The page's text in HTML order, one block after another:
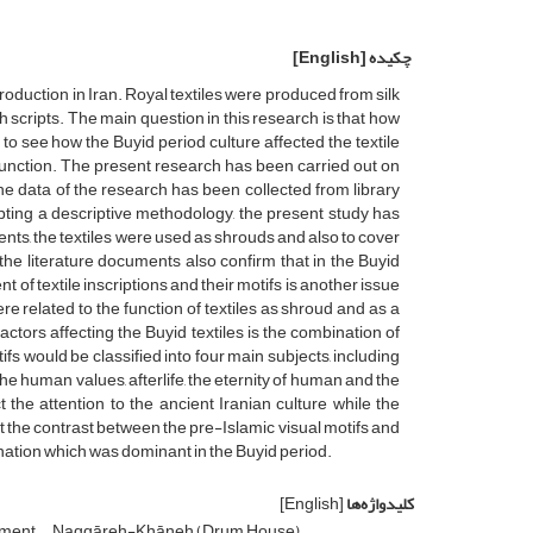
چکیده[English]
in Iran. Royal textiles were produced from silk
The main question in this research is that how
see how the Buyid period culture affected the textile
The present research has been carried out on
data of the research has been collected from library
a descriptive methodology, the present study has
the textiles were used as shrouds and also to cover
literature documents also confirm that in the Buyid
of textile inscriptions and their motifs is another issue
related to the function of textiles as shroud and as a
affecting the Buyid textiles is the combination of
would be classified into four main subjects, including
human values, afterlife, the eternity of human and the
attention to the ancient Iranian culture while the
contrast between the pre-Islamic visual motifs and
which was dominant in the Buyid period.
کلیدواژه‌ها[English]